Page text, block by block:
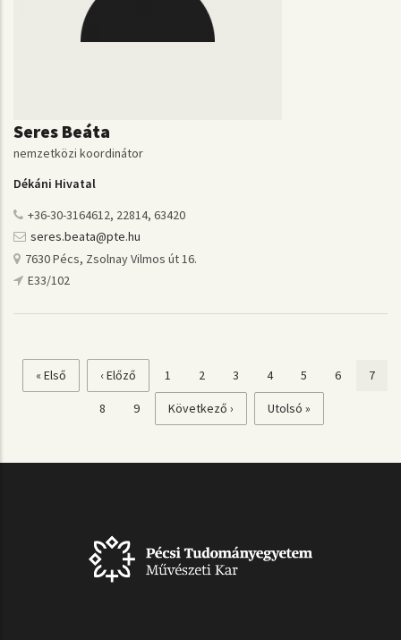
Seres Beáta
nemzetközi koordinátor
Dékáni Hivatal
+36-30-3164612, 22814, 63420
seres.beata@pte.hu
7630 Pécs, Zsolnay Vilmos út 16.
E33/102
Oldalszámozás
Első
oldal
« Első
Előző
oldal
‹ Előző Page
1 Page
2 Page
3 Page
4 Page
5 Page
6 7
Page
8 Page
9
Következő
oldal
Következő ›
Utolsó
oldal
Utolsó »